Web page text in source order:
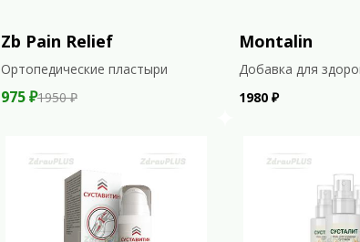
Zb Pain Relief
Ортопедические пластыри
975 ₽1950 ₽
Montalin
Добавка для
1980 ₽